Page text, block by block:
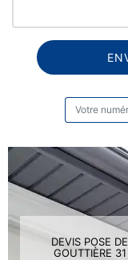
DEVIS POSE DE
GOUTTIÈRE 31